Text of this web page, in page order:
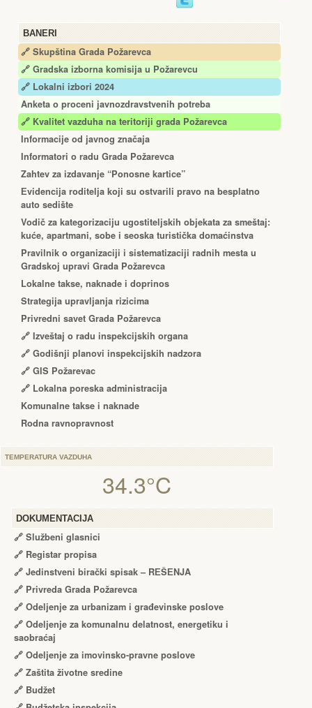
BANERI
🔗 Skupština Grada Požarevca
🔗 Gradska izborna komisija u Požarevcu
🔗 Lokalni izbori 2024
Anketa o proceni javnozdravstvenih potreba
🔗 Kvalitet vazduha na teritoriji grada Požarevca
Informacije od javnog značaja
Informatori o radu Grada Požarevca
Zahtev za izdavanje “Ponosne kartice”
Еvidencija roditelja koji su ostvarili pravo na besplatno
auto sedište
Vodič za kategorizaciju ugostiteljskih objekata za smeštaj:
kuće, apartmani, sobe i seoska turistička domaćinstva
Pravilnik o organizaciji i sistematizaciji radnih mesta u
Gradskoj upravi Grada Požarevca
Lokalne takse, naknade i doprinos
Strategija upravljanja rizicima
Privredni savet Grada Požarevca
🔗 Izveštaj o radu inspekcijskih organa
🔗 Godišnji planovi inspekcijskih nadzora
🔗 GIS Požarevac
🔗 Lokalna poreska administracija
Komunalne takse i naknade
Rodna ravnopravnost
TEMPERATURA VAZDUHA
34.3°C
DOKUMENTACIJA
🔗 Službeni glasnici
🔗 Registar propisa
🔗 Jedinstveni birački spisak – RЕŠЕNJA
🔗 Privreda Grada Požarevca
🔗 Odeljenje za urbanizam i građevinske poslove
🔗 Odeljenje za komunalnu delatnost, energetiku i
saobraćaj
🔗 Odeljenje za imovinsko-pravne poslove
🔗 Zaštita životne sredine
🔗 Budžet